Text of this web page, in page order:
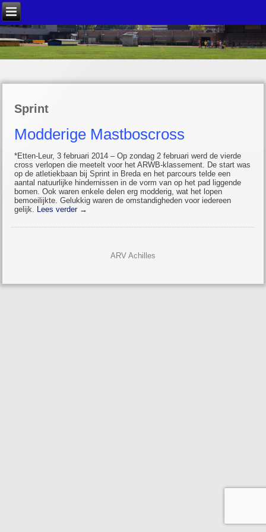
Sprint
Modderige Mastboscross
*Etten-Leur, 3 februari 2014 – Op zondag 2 februari werd de vierde
cross verlopen die meetelt voor het ARWB-klassement. De start was
op de atletiekbaan bij Sprint in Breda en het parcours telde een
aantal natuurlijke hindernissen in de vorm van op het pad liggende
bomen. Ook waren enkele delen erg modderig, wat het lopen
bemoeilijkte. Gelukkig waren de omstandigheden voor iedereen
gelijk. Lees verder →
ARV Achilles